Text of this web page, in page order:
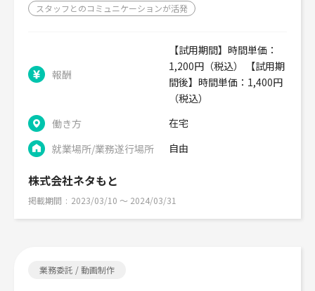
スタッフとのコミュニケーションが活発
報酬
【試用期間】時間単価：
1,200円（税込） 【試用期
間後】時間単価：1,400円
（税込）
働き方
在宅
就業場所/業務遂行場所
自由
株式会社ネタもと
掲載期間 2023/03/10 〜 2024/03/31
業務委託 / 動画制作